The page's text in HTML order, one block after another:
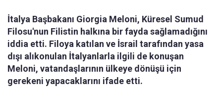
İtalya Başbakanı Giorgia Meloni, Küresel Sumud
Filosu'nun Filistin halkına bir fayda sağlamadığını
iddia etti. Filoya katılan ve İsrail tarafından yasa
dışı alıkonulan İtalyanlarla ilgili de konuşan
Meloni, vatandaşlarının ülkeye dönüşü için
gerekeni yapacaklarını ifade etti.